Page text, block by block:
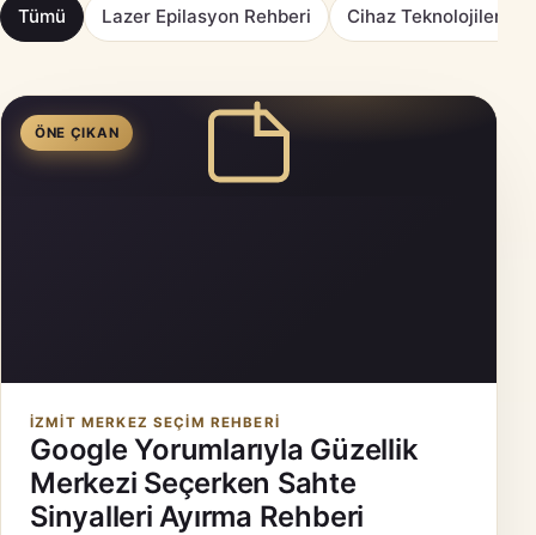
Tümü Lazer Epilasyon Rehberi Cihaz Teknolojileri
ÖNE ÇIKAN
İZMIT MERKEZ SEÇIM REHBERI
Google Yorumlarıyla Güzellik
Merkezi Seçerken Sahte
Sinyalleri Ayırma Rehberi